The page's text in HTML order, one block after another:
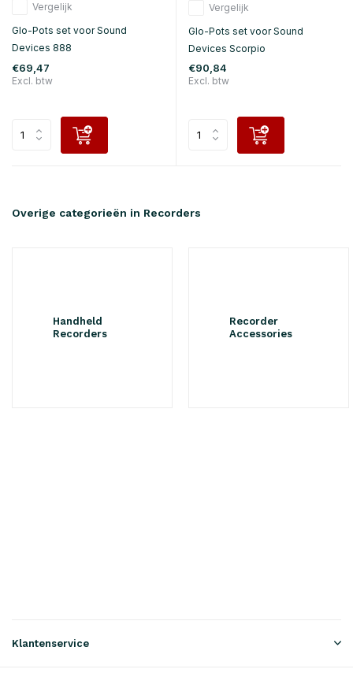
Vergelijk
Glo-Pots set voor Sound
Devices 888
€69,47
Excl. btw
Vergelijk
Glo-Pots set voor Sound
Devices Scorpio
€90,84
Excl. btw
Overige categorieën in Recorders
Handheld
Recorders
Recorder
Accessories
Klantenservice